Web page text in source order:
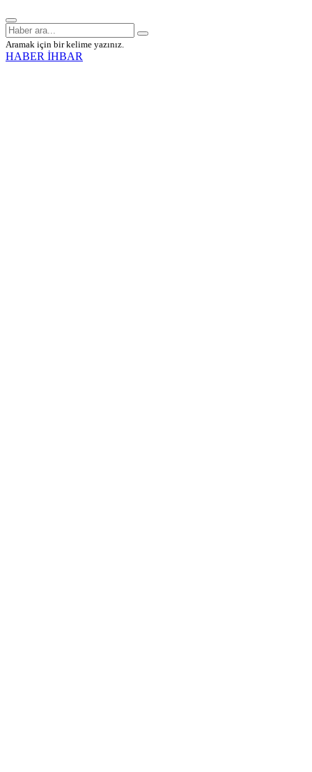
Aramak için bir kelime yazınız.
HABER İHBAR